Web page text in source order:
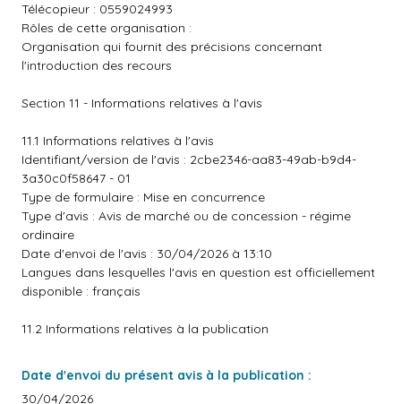
Télécopieur : 0559024993
Rôles de cette organisation :
Organisation qui fournit des précisions concernant
l'introduction des recours
Section 11 - Informations relatives à l'avis
11.1 Informations relatives à l'avis
Identifiant/version de l'avis : 2cbe2346-aa83-49ab-b9d4-
3a30c0f58647 - 01
Type de formulaire : Mise en concurrence
Type d'avis : Avis de marché ou de concession - régime
ordinaire
Date d'envoi de l'avis : 30/04/2026 à 13:10
Langues dans lesquelles l'avis en question est officiellement
disponible : français
11.2 Informations relatives à la publication
Date d'envoi du présent avis à la publication :
30/04/2026